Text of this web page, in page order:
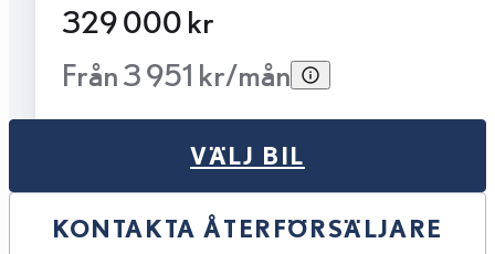
329 000 kr
Från 3 951 kr/mån
VÄLJ BIL
KONTAKTA ÅTERFÖRSÄLJARE